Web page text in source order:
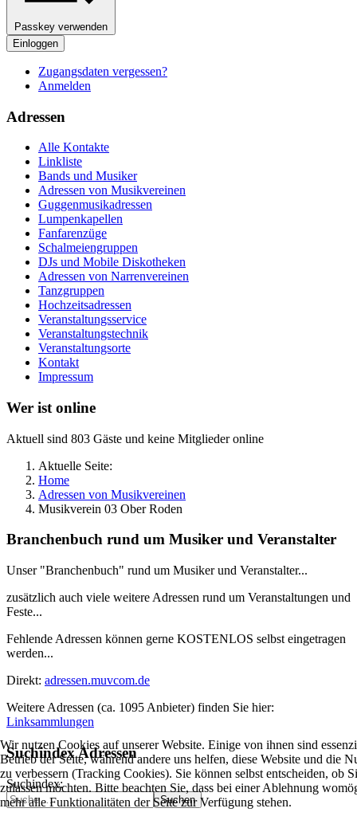
Passkey verwenden
Einloggen
Zugangsdaten vergessen?
Anmelden
Adressen
Alle Kontakte
Linkliste
Bands und Musiker
Adressen von Musikvereinen
Guggenmusikadressen
Lumpenkapellen
Fanfarenzüge
Schalmeiengruppen
DJs und Mobile Diskotheken
Adressen von Narrenvereinen
Tanzgruppen
Hochzeitsadressen
Veranstaltungsservice
Veranstaltungstechnik
Veranstaltungsorte
Kontakt
Impressum
Wer ist online
Aktuell sind 803 Gäste und keine Mitglieder online
Aktuelle Seite:
Home
Adressen von Musikvereinen
Musikverein 03 Ober Roden
Branchenbuch rund um Musiker und Veranstalter
Unser "Branchenbuch" rund um Musiker und Veranstalter...
zusätzlich auch viele weitere Adressen rund um Veranstaltungen und
Feste...
Fehlende Adressen können gerne KOSTENLOS selbst eingetragen
werden...
Direkt: adressen.muvcom.de
Weitere Adressen (ca. 1095 Anbieter) finden Sie hier:
Linksammlungen
Suchindex Adressen
Suchindex:
Suchen
Wir nutzen Cookies auf unserer Website. Einige von ihnen sind
Betrieb der Seite, während andere uns helfen, diese Website und die
zu verbessern (Tracking Cookies). Sie können selbst entscheiden, ob
zulassen möchten. Bitte beachten Sie, dass bei einer Ablehnung
mehr alle Funktionalitäten der Seite zur Verfügung stehen.